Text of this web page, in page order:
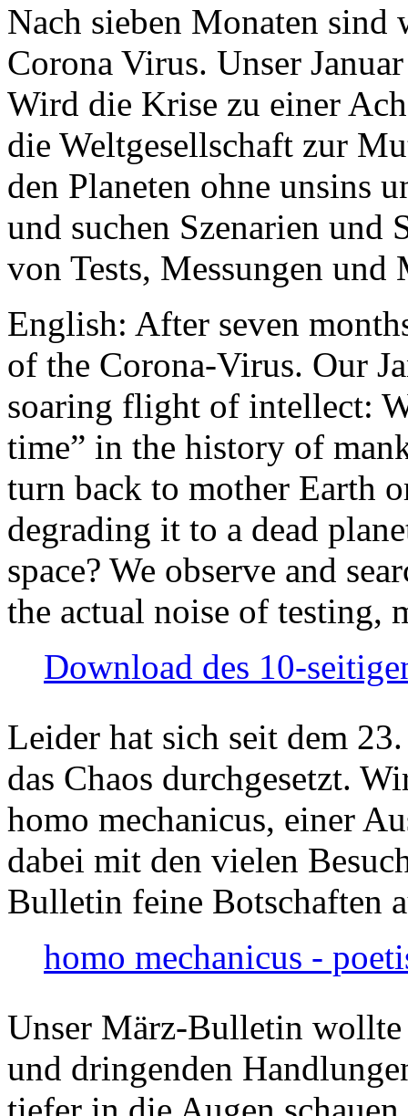
Nach sieben Monaten
Corona Virus. Unser
Wird die Krise zu einer
die Weltgesellschaft zur
den Planeten ohne unsins
und suchen Szenarien und
von Tests, Messungen und
English: After seven
of the Corona-Virus. Our
soaring flight of intellect:
time” in the history of
turn back to mother Earth
degrading it to a dead
space? We observe and
the actual noise of testing,
Download des 10-
Leider hat sich seit dem
das Chaos durchgesetzt.
homo mechanicus, einer
dabei mit den vielen
Bulletin feine Botschaften
homo mechanicus -
Unser März-Bulletin
und dringenden